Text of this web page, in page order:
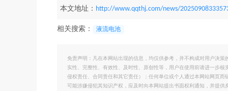
本文地址： http://www.qqthj.com/news/
相关搜索： 液流电池
免责声明：凡在本网站出现的信息，均仅供参考，并不构成对用户决
实性、完整性、有效性、及时性、原创性等，用户在使用前请进一步
侵权责任、合同责任和其它责任）；任何单位或个人通过本网站网页
可能涉嫌侵犯其知识产权，应及时向本网站提出书面权利通知，并提